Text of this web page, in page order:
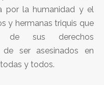
por la humanidad y el
y hermanas triquis que
de sus derechos
ser asesinados en
y todos.